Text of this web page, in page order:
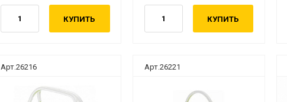
КУПИТЬ КУПИТЬ
Арт.26216 Арт.26221